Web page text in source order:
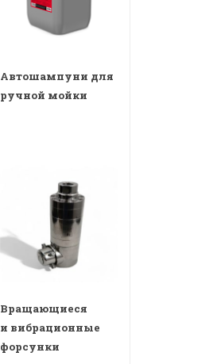
Автошампуни для
ручной мойки
Вращающиеся
и вибрационные
форсунки